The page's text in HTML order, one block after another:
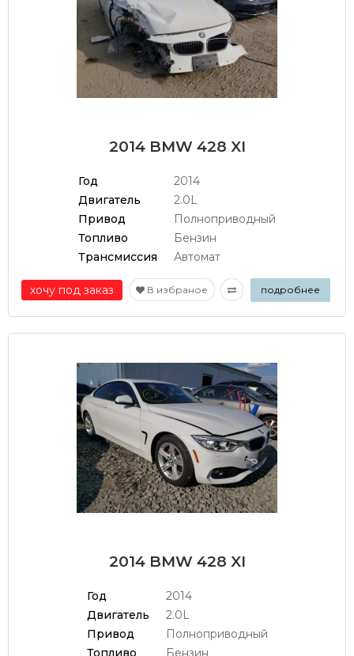
2014 BMW 428 XI
Год
2014
Двигатель
2.0L
Привод
Полноприводный
Топливо
Бензин
Трансмиссия
Автомат
хочу под заказ В избраное подробнее
2014 BMW 428 XI
Год
2014
Двигатель
2.0L
Привод
Полноприводный
Топливо
Бензин